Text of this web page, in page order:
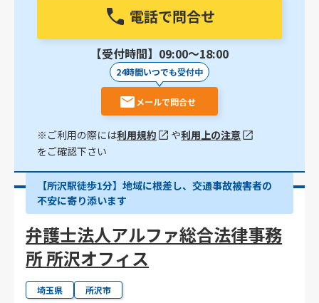
電話で問合せ
【受付時間】09:00〜18:00
24時間いつでも受付中
メールで問合せ
※ご利用の際には利用規約 や利用上の注意
をご確認下さい
【所沢駅徒歩1分】地域に根差し、交通事故被害者の
不安に寄り添います
弁護士法人アルファ総合法律事務
所 所沢オフィス
埼玉県 所沢市